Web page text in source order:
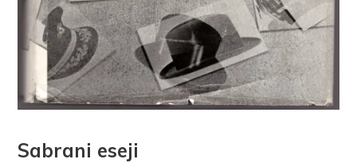
Sabrani eseji